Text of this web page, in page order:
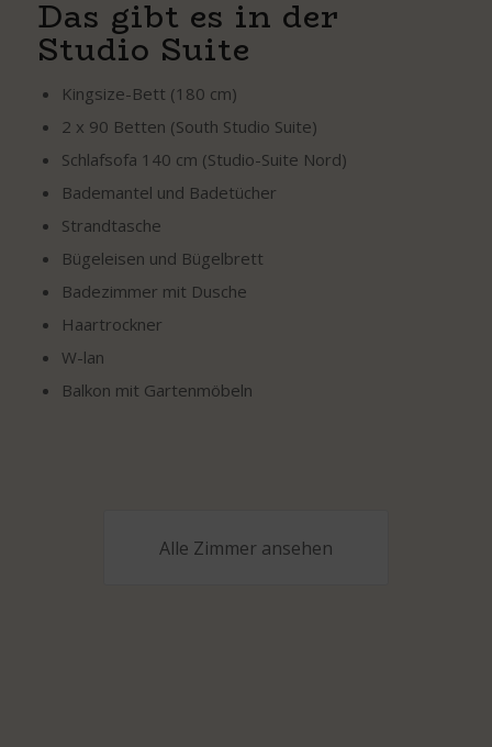
Das gibt es in der
Studio Suite
Kingsize-Bett (180 cm)
2 x 90 Betten (South Studio Suite)
Schlafsofa 140 cm (Studio-Suite Nord)
Bademantel und Badetücher
Strandtasche
Bügeleisen und Bügelbrett
Badezimmer mit Dusche
Haartrockner
W-lan
Balkon mit Gartenmöbeln
Alle Zimmer ansehen